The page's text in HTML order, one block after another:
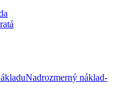
Nadrozmerný náklad-